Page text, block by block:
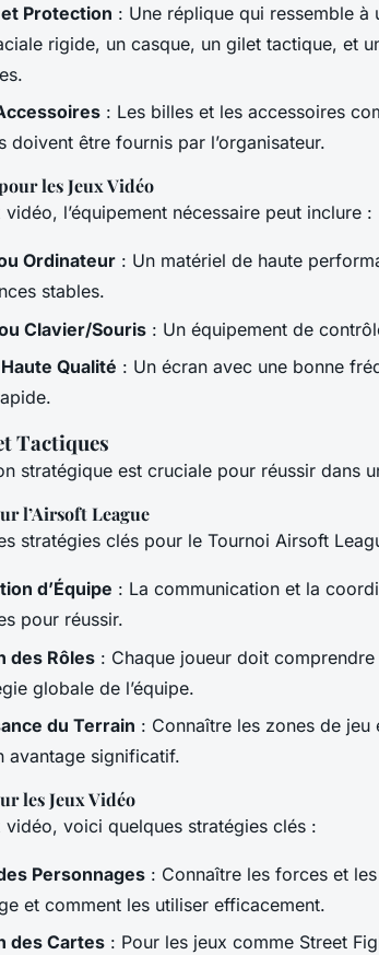
Protection : Une réplique qui ressemble à
rigide, un casque, un gilet tactique, et
: Les billes et les accessoires
doivent être fournis par l’organisateur.
les Jeux Vidéo
vidéo, l’équipement nécessaire peut inclure :
Ordinateur : Un matériel de haute
stables.
Clavier/Souris : Un équipement de
Qualité : Un écran avec une bonne
Tactiques
stratégique est cruciale pour réussir dans
l’Airsoft League
stratégies clés pour le Tournoi Airsoft
d’Équipe : La communication et la
pour réussir.
des Rôles : Chaque joueur doit
globale de l’équipe.
du Terrain : Connaître les zones de
avantage significatif.
les Jeux Vidéo
vidéo, voici quelques stratégies clés :
Personnages : Connaître les forces et
et comment les utiliser efficacement.
des Cartes : Pour les jeux comme Street